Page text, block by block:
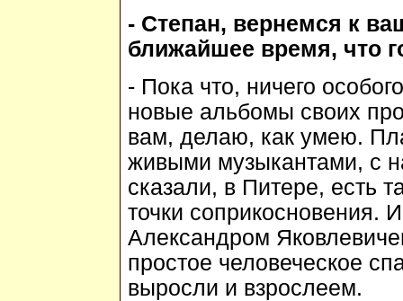
- Степан, вернемся к
ближайшее время, что
- Пока что, ничего
новые альбомы своих
вам, делаю, как умею.
живыми музыкантами, с
сказали, в Питере, есть
точки соприкосновения.
Александром
простое человеческое
выросли и взрослеем.